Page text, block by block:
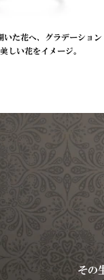
いた花へ、グラデーション
しい花をイメージ。
その